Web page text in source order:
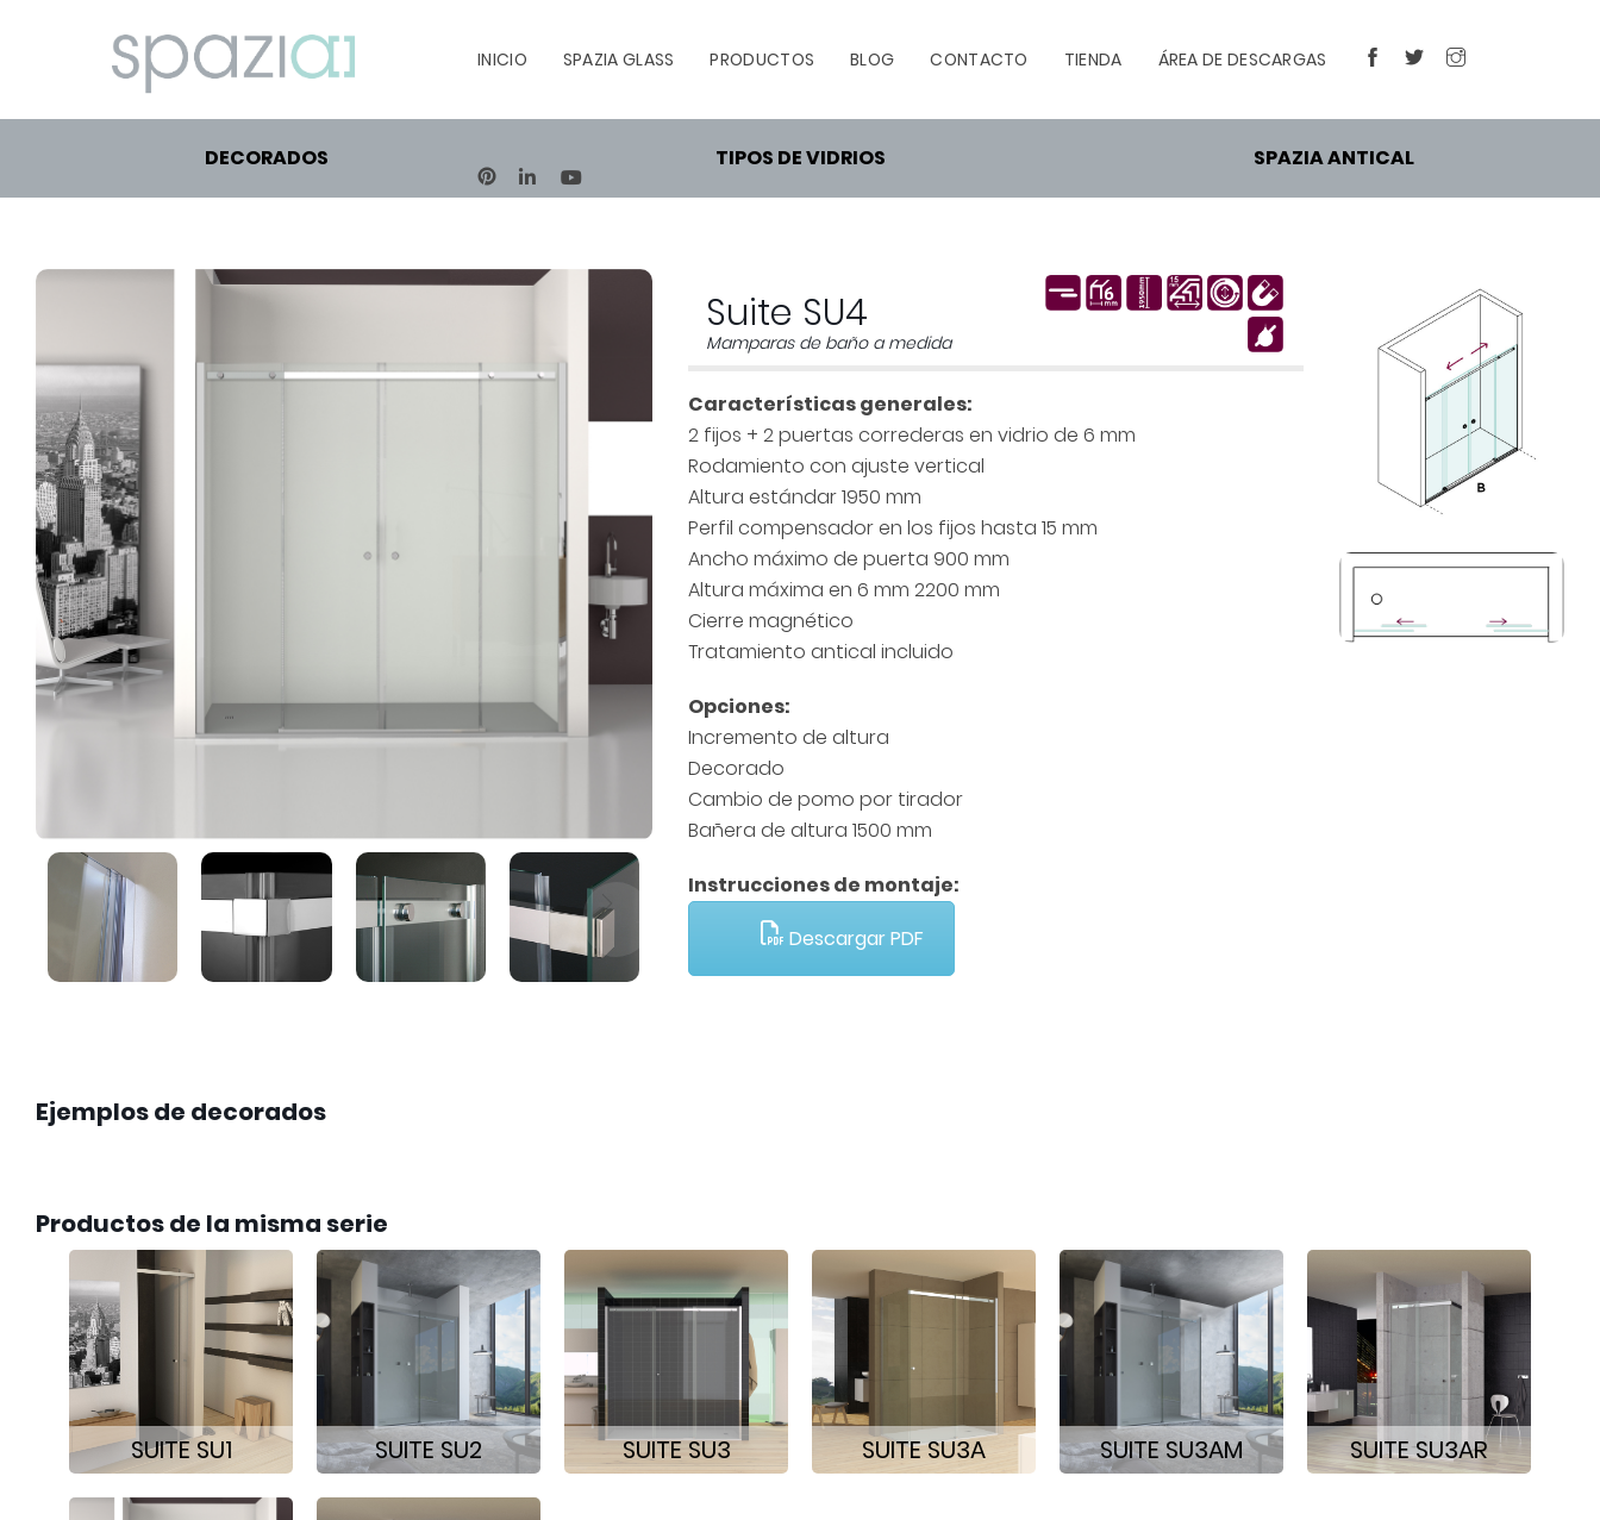
INICIO SPAZIA GLASS PRODUCTOS BLOG CONTACTO TIENDA ÁREA DE DESCARGAS FACEBOOKTWITTER
PINTEREST
LINKEDIN
DECORADOS TIPOS DE VIDRIOS SPAZIA ANTICAL
Suite SU4
Mamparas de baño a medida
Características generales:
2 fijos + 2 puertas correderas en vidrio de 6 mm
Rodamiento con ajuste vertical
Altura estándar 1950 mm
Perfil compensador en los fijos hasta 15 mm
Ancho máximo de puerta 900 mm
Altura máxima en 6 mm 2200 mm
Cierre magnético
Tratamiento antical incluido
Opciones:
Incremento de altura
Decorado
Cambio de pomo por tirador
Bañera de altura 1500 mm
Instrucciones de montaje:
Descargar PDF
Ejemplos de decorados
Productos de la misma serie
SUITE SU1 SUITE SU2 SUITE SU3 SUITE SU3A SUITE SU3AM SUITE SU3AR